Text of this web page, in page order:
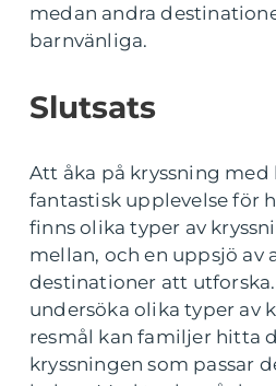
medan andra
barnvänliga.
Slutsats
Att åka på kryssning med
fantastisk upplevelse för
finns olika typer av
mellan, och en uppsjö av
destinationer att
undersöka olika typer av
resmål kan familjer hitta
kryssningen som passar